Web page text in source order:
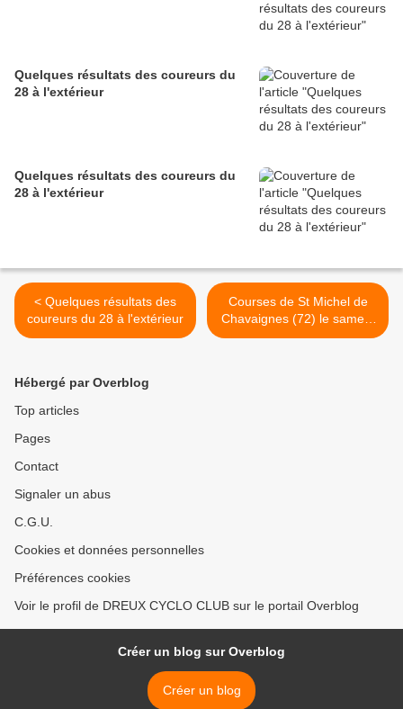
Quelques résultats des coureurs du
28 à l'extérieur
Quelques résultats des coureurs du
28 à l'extérieur
< Quelques résultats des
coureurs du 28 à l'extérieur
Courses de St Michel de
Chavaignes (72) le samedi
26 juillet et le dimanche 27
Hébergé par Overblog
Top articles
Pages
Contact
Signaler un abus
C.G.U.
Cookies et données personnelles
Préférences cookies
Voir le profil de DREUX CYCLO CLUB sur le portail Overblog
Créer un blog sur Overblog
Créer un blog